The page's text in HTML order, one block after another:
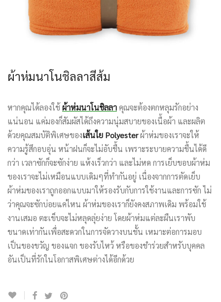
ผ้าห่มนาโนชิลลาสีส้ม
หากคุณได้ลองใช้ผ้าห่มนาโนชิลลาคุณจะต้องตกหลุมรักอย่าง
แน่นอน แค่มองก็สัมผัสได้ถึงความนุ่มสบายของเนื้อผ้า และผลิต
ด้วยคุณสมบัติพิเศษของเส้นใย Polyesterผ้าห่มของเราจะให้
ความรู้สึกอบอุ่น หน้าฝนก็จะไม่อับชื้น เพราะระบายความชื้นได้ดี
กว่า เวลาซักก็จะซักง่าย แห้งเร็วกว่า และไม่หด การเย็บขอบผ้าห่ม
ของเราจะไม่เหมือนแบบเดิมๆที่ทำกันอยู่ เนื่องจากการตัดเย็บ
ผ้าห่มของเราถูกออกแบบมาให้รองรับกับการใช้งานและการซัก ไม่
ว่าคุณจะซักบ่อยแค่ไหน ผ้าห่มของเราก็ยังคงสภาพเดิม พร้อมใช้
งานเสมอ ตะเข็บจะไม่หลุดลุ่ยง่าย โดยผ้าห่มแต่ละผืนเราพับ
ขนาดเท่ากันเพื่อสะดวกในการจัดวางบนชั้น เหมาะต่อการมอบ
เป็นของขวัญ ของแจก ของรับไหว้ หรือของชำร่วยสำหรับบุคคล
อันเป็นที่รักในโอกาสพิเศษต่างได้อีกด้วย